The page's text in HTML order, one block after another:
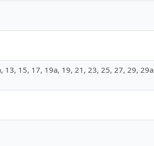
13, 15, 17, 19а, 19, 21, 23, 25, 27, 29, 29а